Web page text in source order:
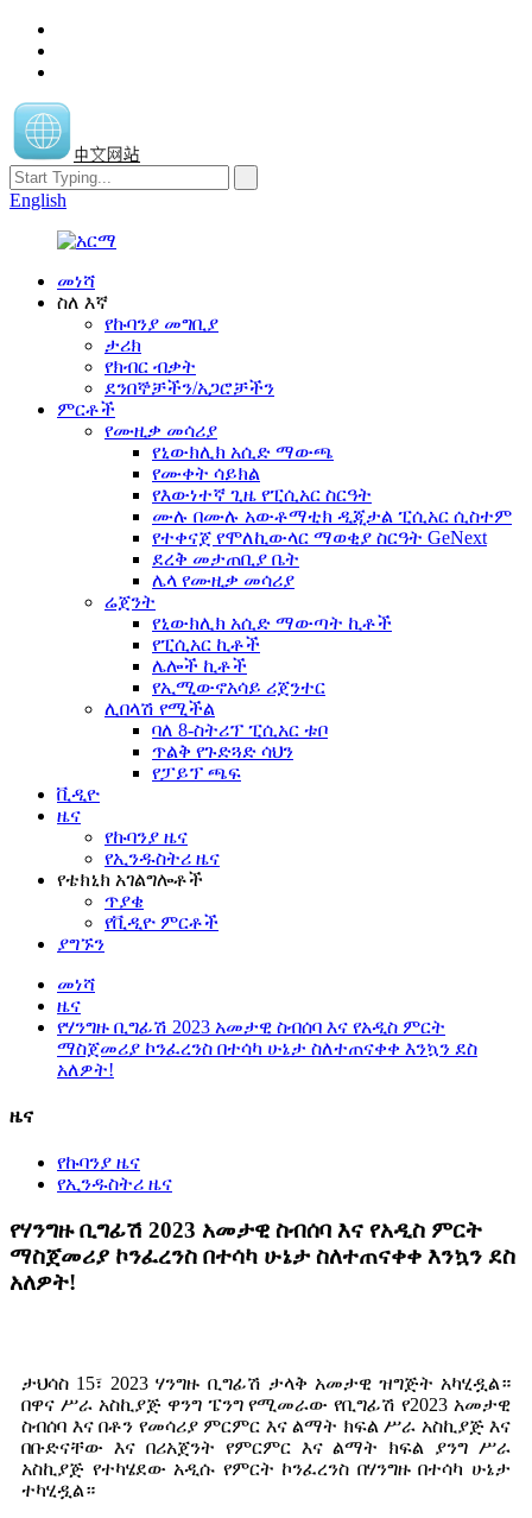
中文网站
English
መነሻ
ስለ እኛ
የኩባንያ መግቢያ
ታሪክ
የክብር ብቃት
ደንበኞቻችን/አጋሮቻችን
ምርቶች
የሙዚቃ መሳሪያ
የኒውክሊክ አሲድ ማውጫ
የሙቀት ሳይክል
የእውነተኛ ጊዜ የፒሲአር ስርዓት
ሙሉ በሙሉ አውቶማቲክ ዲጂታል ፒሲአር ሲስተም
የተቀናጀ የሞለኪውላር ማወቂያ ስርዓት GeNext
ደረቅ መታጠቢያ ቤት
ሌላ የሙዚቃ መሳሪያ
ሬጀንት
የኒውክሊክ አሲድ ማውጣት ኪቶች
የፒሲአር ኪቶች
ሌሎች ኪቶች
የኢሚውኖአሳይ ሪጀንተር
ሊበላሽ የሚችል
ባለ 8-ስትሪፕ ፒሲአር ቱቦ
ጥልቅ የጉድጓድ ሳህን
የፓይፕ ጫፍ
ቪዲዮ
ዜና
የኩባንያ ዜና
የኢንዱስትሪ ዜና
የቴክኒክ አገልግሎቶች
ጥያቄ
የቪዲዮ ምርቶች
ያግኙን
መነሻ
ዜና
የሃንግዙ ቢግፊሽ 2023 አመታዊ ስብሰባ እና የአዲስ ምርት
ማስጀመሪያ ኮንፈረንስ በተሳካ ሁኔታ ስለተጠናቀቀ እንኳን ደስ
አለዎት!
ዜና
የኩባንያ ዜና
የኢንዱስትሪ ዜና
የሃንግዙ ቢግፊሽ 2023 አመታዊ ስብሰባ እና የአዲስ ምርት
ማስጀመሪያ ኮንፈረንስ በተሳካ ሁኔታ ስለተጠናቀቀ እንኳን ደስ
አለዎት!
ታህሳስ 15፣ 2023 ሃንግዙ ቢግፊሽ ታላቅ አመታዊ ዝግጅት አካሂዷል።
በዋና ሥራ አስኪያጅ ዋንግ ፔንግ የሚመራው የቢግፊሽ የ2023 አመታዊ
ስብሰባ እና በቶን የመሳሪያ ምርምር እና ልማት ክፍል ሥራ አስኪያጅ እና
በቡድናቸው እና በሪአጀንት የምርምር እና ልማት ክፍል ያንግ ሥራ
አስኪያጅ የተካሄደው አዲሱ የምርት ኮንፈረንስ በሃንግዙ በተሳካ ሁኔታ
ተካሂዷል።